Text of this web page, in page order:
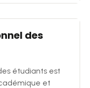
des
étudiants est
et